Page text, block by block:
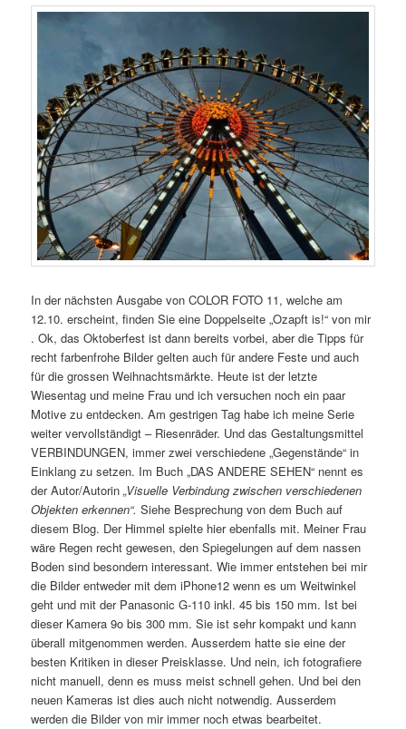
In der nächsten Ausgabe von COLOR FOTO 11, welche am
12.10. erscheint, finden Sie eine Doppelseite „Ozapft is!“ von mir
. Ok, das Oktoberfest ist dann bereits vorbei, aber die Tipps für
recht farbenfrohe Bilder gelten auch für andere Feste und auch
für die grossen Weihnachtsmärkte. Heute ist der letzte
Wiesentag und meine Frau und ich versuchen noch ein paar
Motive zu entdecken. Am gestrigen Tag habe ich meine Serie
weiter vervollständigt – Riesenräder. Und das Gestaltungsmittel
VERBINDUNGEN, immer zwei verschiedene „Gegenstände“ in
Einklang zu setzen. Im Buch „DAS ANDERE SEHEN“ nennt es
der Autor/Autorin„Visuelle Verbindung zwischen verschiedenen
Objekten erkennen“. Siehe Besprechung von dem Buch auf
diesem Blog. Der Himmel spielte hier ebenfalls mit. Meiner Frau
wäre Regen recht gewesen, den Spiegelungen auf dem nassen
Boden sind besondern interessant. Wie immer entstehen bei mir
die Bilder entweder mit dem iPhone12 wenn es um Weitwinkel
geht und mit der Panasonic G-110 inkl. 45 bis 150 mm. Ist bei
dieser Kamera 9o bis 300 mm. Sie ist sehr kompakt und kann
überall mitgenommen werden. Ausserdem hatte sie eine der
besten Kritiken in dieser Preisklasse. Und nein, ich fotografiere
nicht manuell, denn es muss meist schnell gehen. Und bei den
neuen Kameras ist dies auch nicht notwendig. Ausserdem
werden die Bilder von mir immer noch etwas bearbeitet.